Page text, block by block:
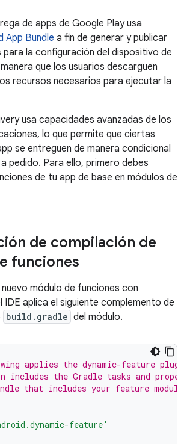
de apps de Google Play usa
App Bundle a fin de generar y publicar
para la configuración del dispositivo de
que los usuarios descarguen
recursos necesarios para ejecutar la
usa capacidades avanzadas de los
lo que permite que ciertas
se entreguen de manera condicional
pedido. Para ello, primero debes
de tu app de base en módulos de
de compilación de
funciones
módulo de funciones con
IDE aplica el siguiente complemento de
build.gradle del módulo.
applies the dynamic-feature
includes the Gradle tasks and
that includes your feature
feature'